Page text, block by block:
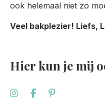
ook helemaal niet zo
Veel bakplezier! Liefs,
Hier kun je mij